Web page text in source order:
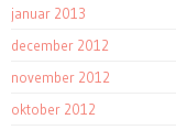
januar 2013
december 2012
november 2012
oktober 2012